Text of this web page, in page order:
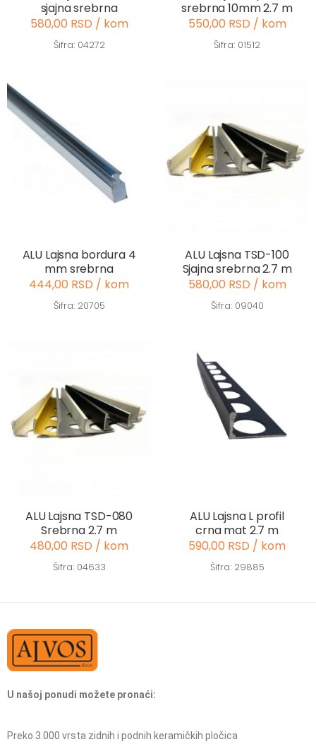
sjajna srebrna
580,00 RSD / kom
Šifra: 04272
srebrna 10mm 2.7 m
550,00 RSD / kom
Šifra: 01512
ALU Lajsna bordura 4
mm srebrna
444,00 RSD / kom
Šifra: 20705
ALU Lajsna TSD-100
Sjajna srebrna 2.7 m
580,00 RSD / kom
Šifra: 09040
ALU Lajsna TSD-080
Srebrna 2.7 m
480,00 RSD / kom
Šifra: 04633
ALU Lajsna L profil
crna mat 2.7 m
590,00 RSD / kom
Šifra: 29885
U našoj ponudi možete pronaći:
Preko 3.000 vrsta zidnih i podnih keramičkih pločica